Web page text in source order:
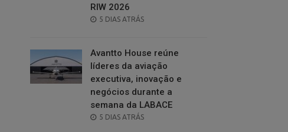
RIW 2026
POSTED
5 DIAS ATRÁS
Avantto House reúne
líderes da aviação
executiva, inovação e
negócios durante a
semana da LABACE
POSTED
5 DIAS ATRÁS